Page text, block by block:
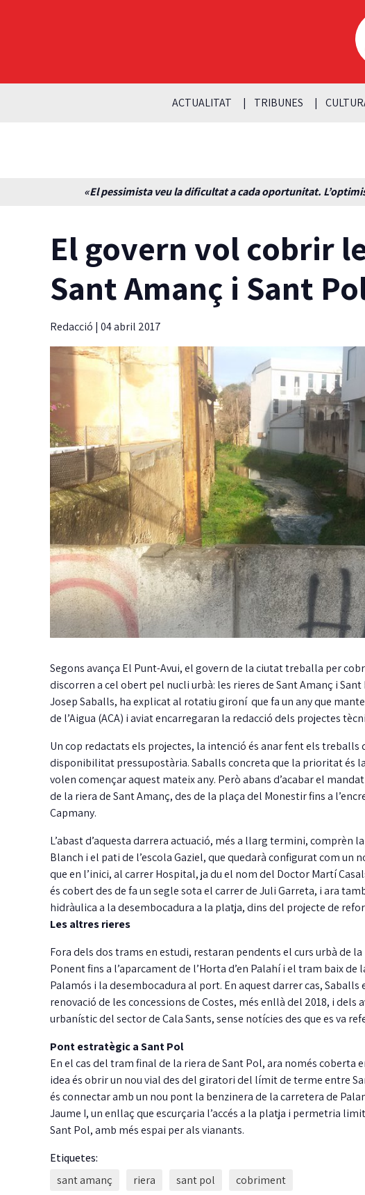
ACTUALITAT TRIBUNES
«El pessimista veu la dificultat a cada oportunitat.
El govern vol cobrir
Sant Amanç i Sant
Redacció | 04 abril 2017
Segons avança El Punt-Avui, el govern de la ciutat treballa per
discorren a cel obert pel nucli urbà: les rieres de Sant Amanç i
Josep Saballs, ha explicat al rotatiu gironí que fa un any que
de l’Aigua (ACA) i aviat encarregaran la redacció dels projectes
Un cop redactats els projectes, la intenció és anar fent els
disponibilitat pressupostària. Saballs concreta que la prioritat és
volen començar aquest mateix any. Però abans d’acabar el
de la riera de Sant Amanç, des de la plaça del Monestir fins a
Capmany.
L’abast d’aquesta darrera actuació, més a llarg termini, comprèn
Blanch i el pati de l’escola Gaziel, que quedarà configurat com un
que en l’inici, al carrer Hospital, ja du el nom del Doctor Martí
és cobert des de fa un segle sota el carrer de Juli Garreta, i ara
hidràulica a la desembocadura a la platja, dins del projecte de
Les altres rieres
Fora dels dos trams en estudi, restaran pendents el curs urbà de
Ponent fins a l’aparcament de l’Horta d’en Palahí i el tram baix
Palamós i la desembocadura al port. En aquest darrer cas, Saballs
renovació de les concessions de Costes, més enllà del 2018, i dels
urbanístic del sector de Cala Sants, sense notícies des que es va
Pont estratègic a Sant Pol
En el cas del tram final de la riera de Sant Pol, ara només coberta
idea és obrir un nou vial des del giratori del límit de terme entre
és connectar amb un nou pont la benzinera de la carretera de
Jaume I, un enllaç que escurçaria l’accés a la platja i permetria
Sant Pol, amb més espai per als vianants.
Etiquetes:
sant amanç
riera sant pol cobriment
La Taula de
coordinació local pel
dret a l’habitatge ja té
reglament aprovat
Carrión